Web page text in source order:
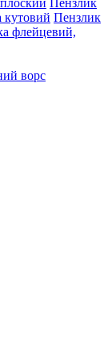
Пензлик
кутовий Пензлик
флейцевий,
ворс